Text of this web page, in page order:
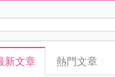
新文章 熱門文章